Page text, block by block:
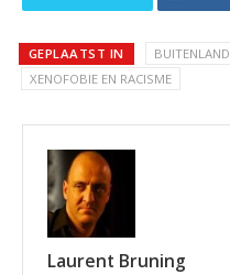
GEPLAATST IN BUITENLAND
XENOFOBIE EN RACISME
Laurent Bruning